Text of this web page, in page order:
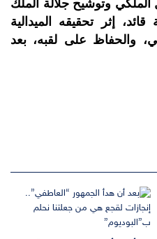
الملكي وتوشيح جلالة الملك
إثر تحقيقه الميدالية
والحفاظ على لقبه، بعد